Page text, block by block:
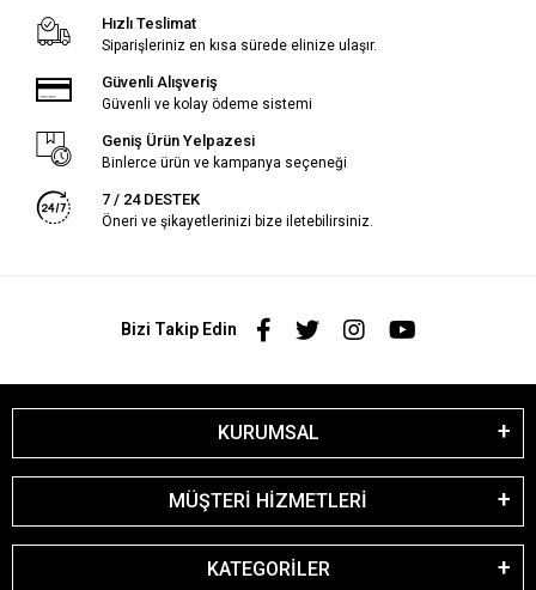
Hızlı Teslimat
Siparişleriniz en kısa sürede elinize ulaşır.
Güvenli Alışveriş
Güvenli ve kolay ödeme sistemi
Geniş Ürün Yelpazesi
Binlerce ürün ve kampanya seçeneği
7 / 24 DESTEK
Öneri ve şikayetlerinizi bize iletebilirsiniz.
Bizi Takip Edin
KURUMSAL
MÜŞTERİ HİZMETLERİ
KATEGORİLER